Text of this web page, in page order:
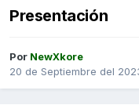
Presentación
Por NewXkore
20 de Septiembre del